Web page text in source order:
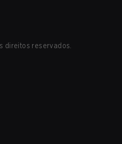
direitos reservados.